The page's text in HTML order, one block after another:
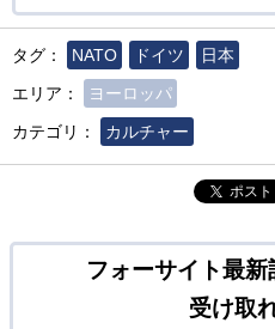
タグ： NATO ドイツ
日本
エリア：
ヨーロッパ
カテゴリ：
カルチャー
ポスト
フォーサイト最
受け取